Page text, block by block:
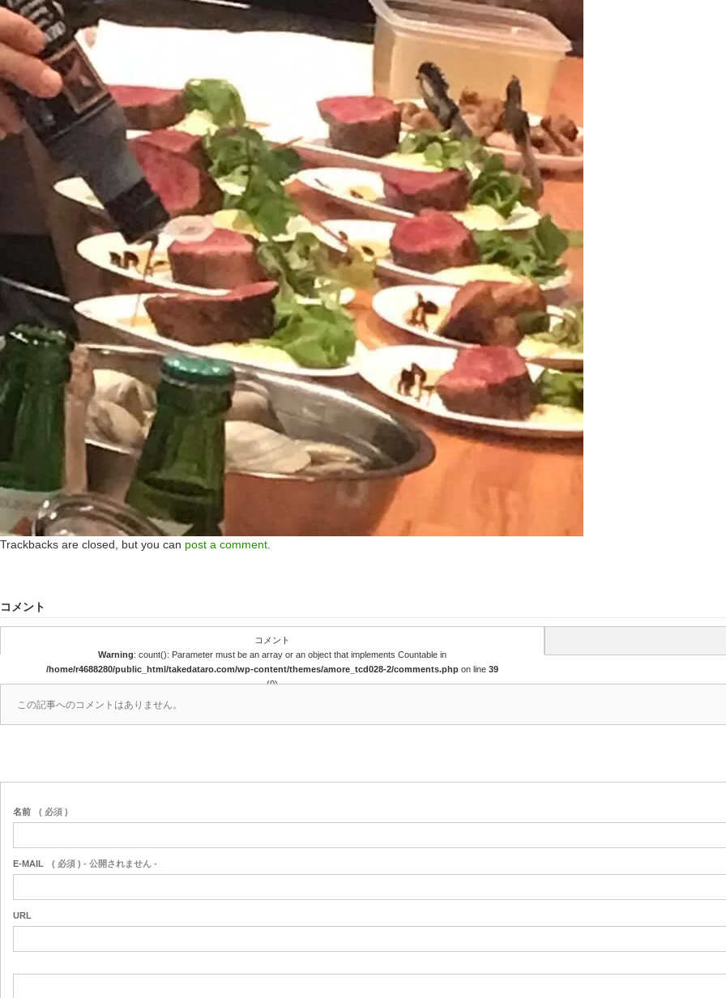
Trackbacks are closed, but you can post a comment
コメント
コメント
Warning: count(): Parameter must be an array or an object that implements Countable in
/home/r4688280/public_html/takedataro.com/wp-content/themes/amore_tcd028-2/comments.php on line 39
(0)
この記事へのコメントはありません。
名前 ( 必須 )
E-MAIL ( 必須 ) - 公開されません -
URL